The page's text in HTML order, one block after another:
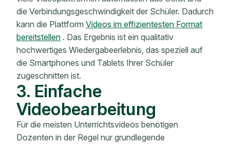
die Verbindungsgeschwindigkeit der Schüler. Dadurch
kann die Plattform Videos im effizientesten Format
bereitstellen . Das Ergebnis ist ein qualitativ
hochwertiges Wiedergabeerlebnis, das speziell auf
die Smartphones und Tablets Ihrer Schüler
zugeschnitten ist.
3. Einfache
Videobearbeitung
Für die meisten Unterrichtsvideos benötigen
Dozenten in der Regel nur grundlegende